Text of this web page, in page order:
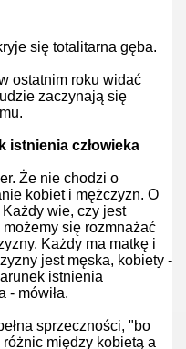
się totalitarna gęba.
ostatnim roku widać
zaczynają się
istnienia człowieka
Że nie chodzi o
kobiet i mężczyzn. O
wie, czy jest
się rozmnażać
Każdy ma matkę i
jest męska, kobiety -
istnienia
- mówiła.
sprzeczności, "bo
między kobietą a